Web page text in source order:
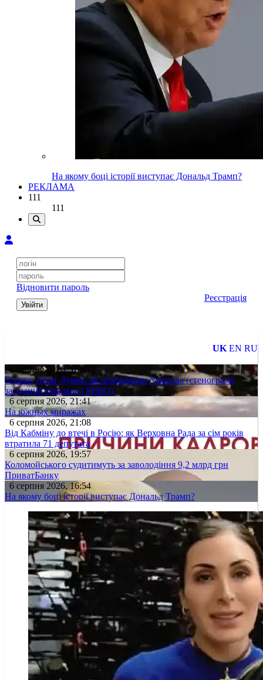
На якому боці історії виступає Дональд Трамп?
РЕКЛАМА
111
111
Відновити пароль
Увійти
Реєстрація
UK EN RU
6 серпня 2026, 18:47
Плівки Лори Лумер: як призначали Умерова (стенограма
засідання тіньового РНБО)
6 серпня 2026, 21:41
На южных миражах
6 серпня 2026, 21:08
Від Кабміну до втечі в Росію: як Верховна Рада за сім років
втратила 71 депутата
6 серпня 2026, 19:57
Коломойського судитимуть за заволодіння 9,2 млрд грн
ПриватБанку
6 серпня 2026, 16:54
На якому боці історії виступає Дональд Трамп?